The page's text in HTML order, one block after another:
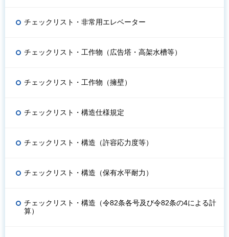
チェックリスト・非常用エレベーター
チェックリスト・工作物（広告塔・高架水槽等）
チェックリスト・工作物（擁壁）
チェックリスト・構造仕様規定
チェックリスト・構造（許容応力度等）
チェックリスト・構造（保有水平耐力）
チェックリスト・構造（令82条各号及び令82条の4による計
算）